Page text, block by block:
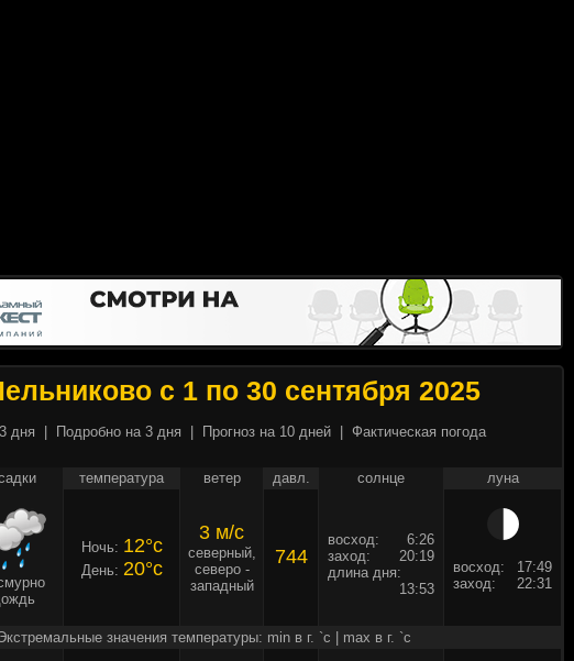
с 1 по 30 сентября 2025
дня Подробно на 3 дня Прогноз на 10 дней Фактическая погода
температура ветер давл. солнце луна
Ночь: 12°c
День: 20°c
3 м/c
северный,
северо -
западный
744
восход:
6:26
заход:
20:19
длина дня:
13:53
восход:
17:49
заход:
22:31
значения температуры: min в г. `c | max в г. `c